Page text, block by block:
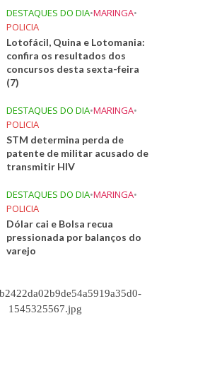
DESTAQUES DO DIA•MARINGA•
POLICIA
Lotofácil, Quina e Lotomania:
confira os resultados dos
concursos desta sexta-feira
(7)
DESTAQUES DO DIA•MARINGA•
POLICIA
STM determina perda de
patente de militar acusado de
transmitir HIV
DESTAQUES DO DIA•MARINGA•
POLICIA
Dólar cai e Bolsa recua
pressionada por balanços do
varejo